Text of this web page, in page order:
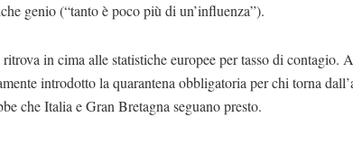
genio (“tanto è poco più di un’influenza”).
in cima alle statistiche europee per tasso di contagio.
introdotto la quarantena obbligatoria per chi torna
che Italia e Gran Bretagna seguano presto.